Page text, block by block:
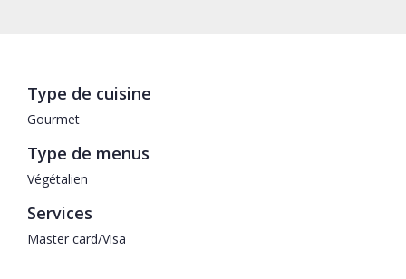
Type de cuisine
Gourmet
Type de menus
Végétalien
Services
Master card/Visa